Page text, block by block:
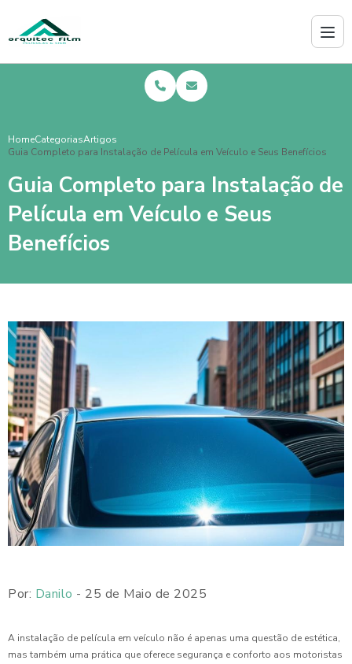
HomeCategoriasArtigos
Guia Completo para Instalação de Película em Veículo e Seus Benefícios
Guia Completo para Instalação de
Película em Veículo e Seus
Benefícios
Por: Danilo - 25 de Maio de 2025
A instalação de película em veículo não é apenas uma questão de estética,
mas também uma prática que oferece segurança e conforto aos motoristas